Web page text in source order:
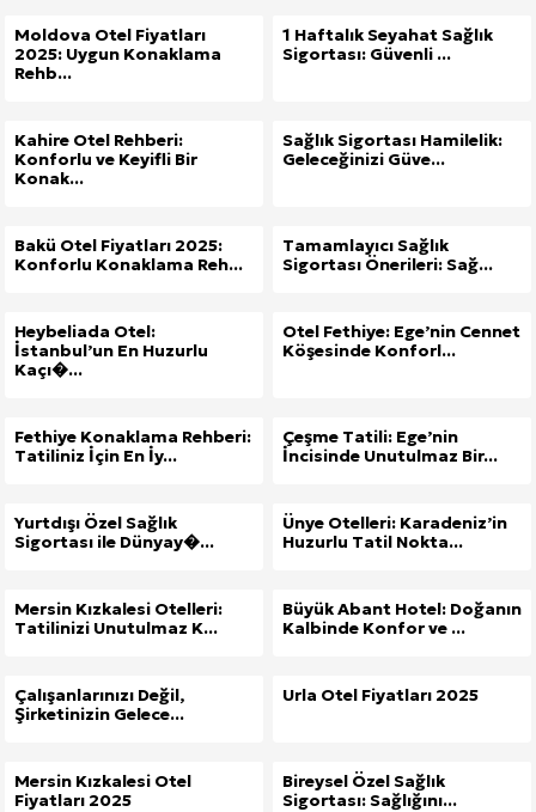
Moldova Otel Fiyatları
2025: Uygun Konaklama
Rehb...
1 Haftalık Seyahat Sağlık
Sigortası: Güvenli ...
Kahire Otel Rehberi:
Konforlu ve Keyifli Bir
Konak...
Sağlık Sigortası Hamilelik:
Geleceğinizi Güve...
Bakü Otel Fiyatları 2025:
Konforlu Konaklama Reh...
Tamamlayıcı Sağlık
Sigortası Önerileri: Sağ...
Heybeliada Otel:
İstanbul’un En Huzurlu
Kaçı�...
Otel Fethiye: Ege’nin Cennet
Köşesinde Konforl...
Fethiye Konaklama Rehberi:
Tatiliniz İçin En İy...
Çeşme Tatili: Ege’nin
İncisinde Unutulmaz Bir...
Yurtdışı Özel Sağlık
Sigortası ile Dünyay�...
Ünye Otelleri: Karadeniz’in
Huzurlu Tatil Nokta...
Mersin Kızkalesi Otelleri:
Tatilinizi Unutulmaz K...
Büyük Abant Hotel: Doğanın
Kalbinde Konfor ve ...
Çalışanlarınızı Değil,
Şirketinizin Gelece...
Urla Otel Fiyatları 2025
Mersin Kızkalesi Otel
Fiyatları 2025
Bireysel Özel Sağlık
Sigortası: Sağlığını...